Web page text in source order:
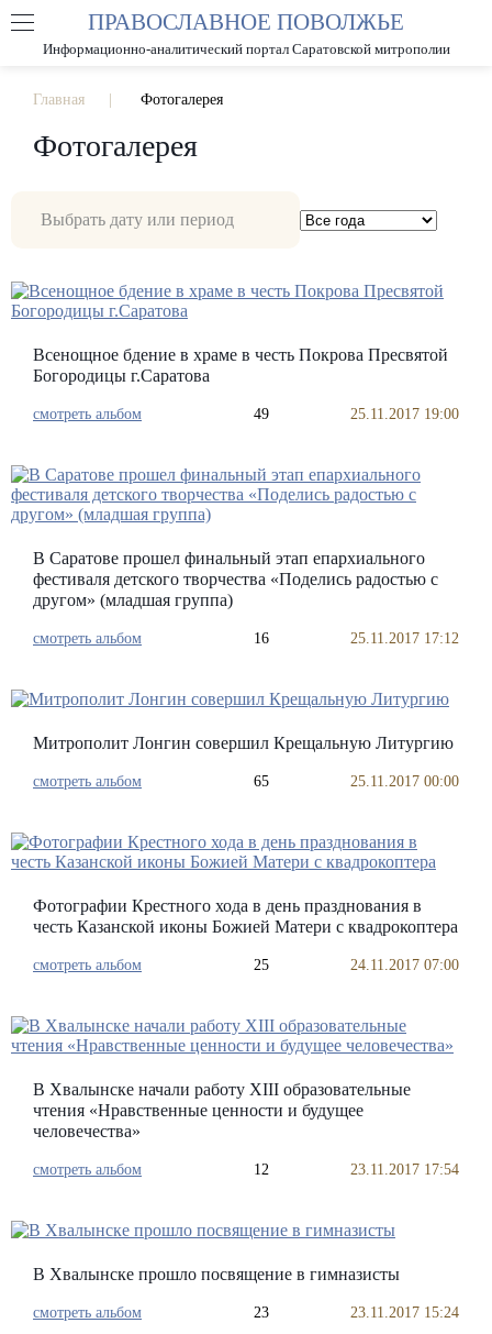
РАЗМЕР ШРИФТА А А
ПРАВОСЛАВНОЕ ПОВОЛЖЬЕ
Информационно-аналитический портал Саратовской митрополии
Главная Фотогалерея
Фотогалерея
Всенощное бдение в храме в честь Покрова Пресвятой
Богородицы г.Саратова
смотреть альбом 49 25.11.2017 19:00
В Саратове прошел финальный этап епархиального
фестиваля детского творчества «Поделись радостью с
другом» (младшая группа)
смотреть альбом 16 25.11.2017 17:12
Митрополит Лонгин совершил Крещальную Литургию
смотреть альбом 65 25.11.2017 00:00
Фотографии Крестного хода в день празднования в
честь Казанской иконы Божией Матери с квадрокоптера
смотреть альбом 25 24.11.2017 07:00
В Хвалынске начали работу XIII образовательные
чтения «Нравственные ценности и будущее
человечества»
смотреть альбом 12 23.11.2017 17:54
В Хвалынске прошло посвящение в гимназисты
смотреть альбом 23 23.11.2017 15:24